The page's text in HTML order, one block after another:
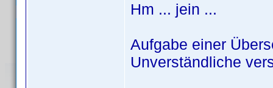
Hm ... jein ...
Aufgabe einer
Unverständliche